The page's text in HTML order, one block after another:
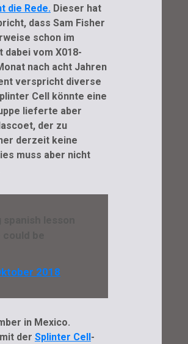
die Rede.Dieser hat
dass Sam Fisher
schon im
dabei vom X018-
nach acht Jahren
verspricht diverse
Cell könnte eine
lieferte aber
der zu
derzeit keine
muss aber nicht
2018
in Mexico.
der Splinter Cell -